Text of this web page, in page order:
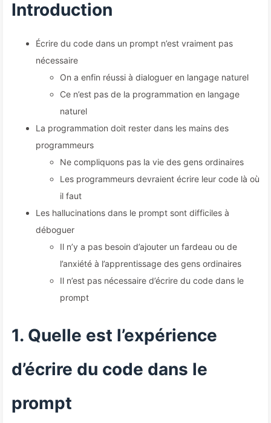
Introduction
Écrire du code dans un prompt n’est vraiment pas
nécessaire
On a enfin réussi à dialoguer en langage naturel
Ce n’est pas de la programmation en langage
naturel
La programmation doit rester dans les mains des
programmeurs
Ne compliquons pas la vie des gens ordinaires
Les programmeurs devraient écrire leur code là où
il faut
Les hallucinations dans le prompt sont difficiles à
déboguer
Il n’y a pas besoin d’ajouter un fardeau ou de
l’anxiété à l’apprentissage des gens ordinaires
Il n’est pas nécessaire d’écrire du code dans le
prompt
1. Quelle est l’expérience
d’écrire du code dans le
prompt